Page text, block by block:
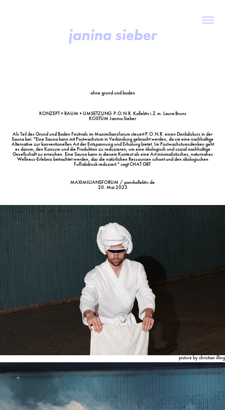
janina sieber
ohne grund und boden
KONZEPT + RAUM + UMSETZUNG P.O.N.R. Kollektiv i.Z.m. Laura Bruns
KOSTÜM Janina Sieber
Als Teil des Grund und Boden Festivals im Maximiliansforum steuert P.O.N.R. einen Denkdiskurs in der
Sauna bei: "Eine Sauna kann mit Postwachstum in Verbindung gebracht werden, da sie eine nachhaltige
Alternative zur konventionellen Art der Entspannung und Erholung bietet. Im Postwachstumsdenken geht
es darum, den Konsum und die Produktion zu reduzieren, um eine ökologisch und sozial nachhaltige
Gesellschaft zu erreichen. Eine Sauna kann in diesem Kontext als eine Art minimalistisches, naturnahes
Wellness-Erlebnis betrachtet werden, das die natürlichen Ressourcen schont und den ökologischen
Fußabdruck reduziert." sagt CHAT GBT
MAXIMILIANSFORUM / ponrkollektiv.de
20. Mai 2023
picture by christian illing